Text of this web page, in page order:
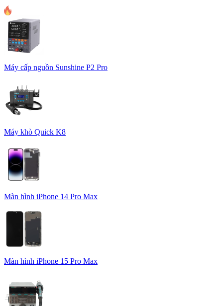
Máy cấp nguồn Sunshine P2 Pro
Máy khò Quick K8
Màn hình iPhone 14 Pro Max
Màn hình iPhone 15 Pro Max